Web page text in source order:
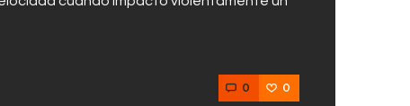
0 0